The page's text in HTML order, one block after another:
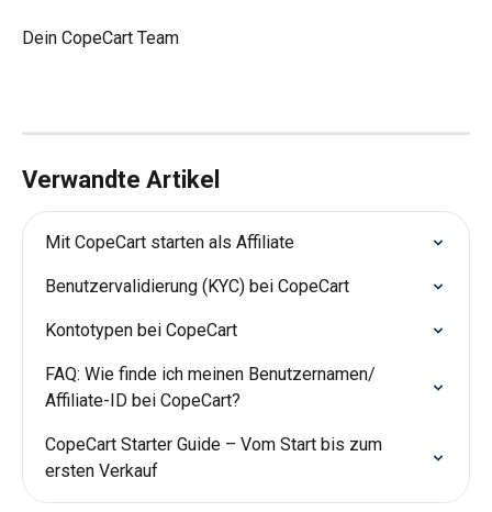
Dein CopeCart Team
Verwandte Artikel
Mit CopeCart starten als Affiliate
Benutzervalidierung (KYC) bei CopeCart
Kontotypen bei CopeCart
FAQ: Wie finde ich meinen Benutzernamen/
Affiliate-ID bei CopeCart?
CopeCart Starter Guide – Vom Start bis zum
ersten Verkauf